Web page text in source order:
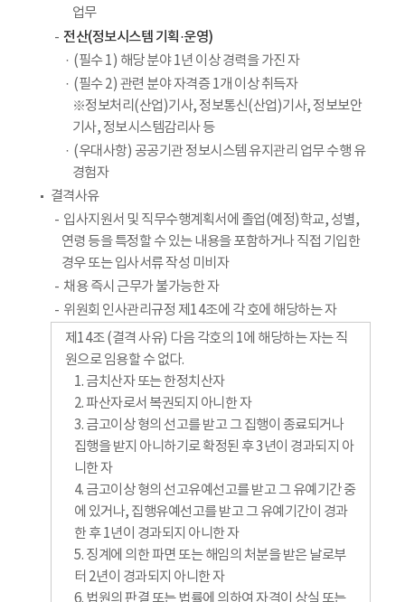
업무
전산(정보시스템 기획·운영)
(필수 1) 해당 분야 1년 이상 경력을 가진 자
(필수 2) 관련 분야 자격증 1개 이상 취득자
※정보처리(산업)기사, 정보통신(산업)기사, 정보보안
기사, 정보시스템감리사 등
(우대사항) 공공기관 정보시스템 유지관리 업무 수행 유
경험자
결격사유
입사지원서 및 직무수행계획서에 졸업(예정)학교, 성별,
연령 등을 특정할 수 있는 내용을 포함하거나 직접 기입한
경우 또는 입사서류 작성 미비자
채용 즉시 근무가 불가능한 자
위원회 인사관리규정 제14조에 각 호에 해당하는 자
제14조 (결격 사유) 다음 각호의 1에 해당하는 자는 직
원으로 임용할 수 없다.
1. 금치산자 또는 한정치산자
2. 파산자로서 복권되지 아니한 자
3. 금고이상 형의 선고를 받고 그 집행이 종료되거나
집행을 받지 아니하기로 확정된 후 3년이 경과되지 아
니한 자
4. 금고이상 형의 선고유예선고를 받고 그 유예기간 중
에 있거나, 집행유예선고를 받고 그 유예기간이 경과
한 후 1년이 경과되지 아니한 자
5. 징계에 의한 파면 또는 해임의 처분을 받은 날로부
터 2년이 경과되지 아니한 자
6. 법원의 판결 또는 법률에 의하여 자격이 상실 또는